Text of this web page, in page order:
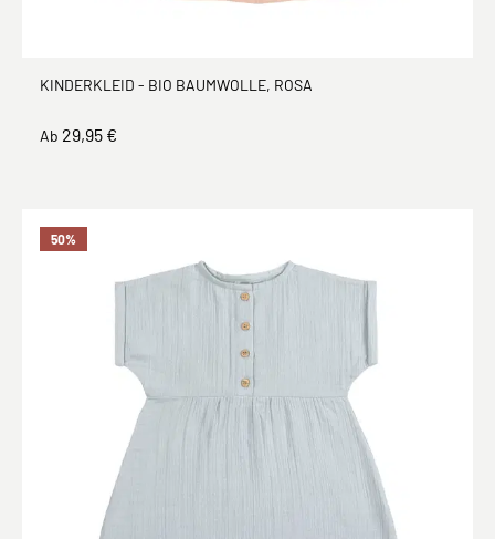
KINDERKLEID - BIO BAUMWOLLE, ROSA
Ab 29,95 €
50%